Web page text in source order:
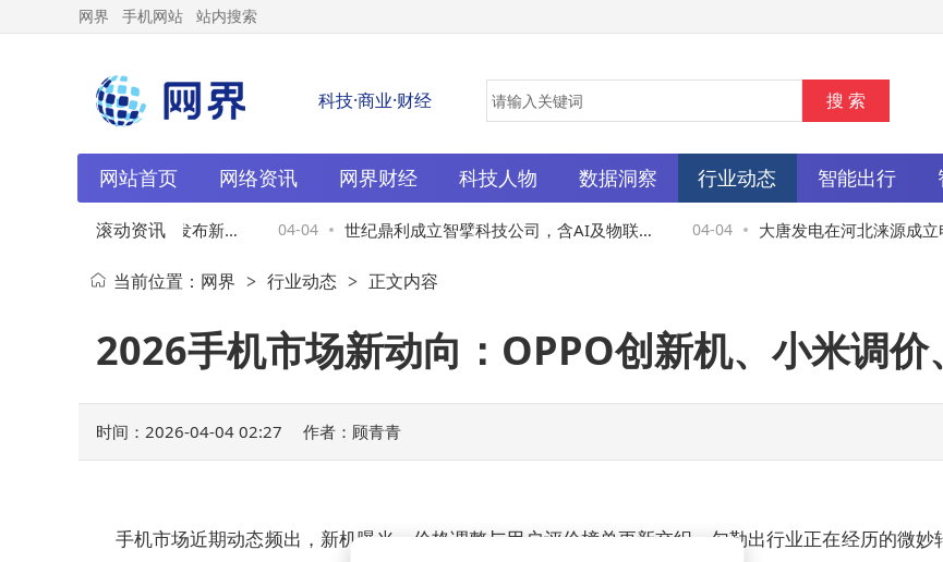
网界 手机网站 站内搜索
科技·商业·财经
网站首页 网络资讯 网界财经 科技人物 数据洞察 行业动态 智能出行
滚动资讯
！京东携手众品牌发布新 04-04 世纪鼎利成立智擘科技公司，含AI及物联网
业务
04-04 大唐发电在河北涞源成立电
当前位置： 网界 > 行业动态 > 正文内容
2026手机市场新动向：OPPO创新机、小米调
时间：2026-04-04 02:27 作者：顾青青
手机市场近期动态频出，新机曝光、价格调整与用户评价榜单更新交织，勾勒出行业正在经历的微妙